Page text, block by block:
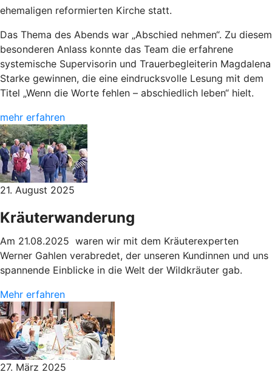
ehemaligen reformierten Kirche statt.
Das Thema des Abends war „Abschied nehmen“. Zu diesem
besonderen Anlass konnte das Team die erfahrene
systemische Supervisorin und Trauerbegleiterin Magdalena
Starke gewinnen, die eine eindrucksvolle Lesung mit dem
Titel „Wenn die Worte fehlen – abschiedlich leben“ hielt.
mehr erfahren
21. August 2025
Kräuterwanderung
Am 21.08.2025 waren wir mit dem Kräuterexperten
Werner Gahlen verabredet, der unseren Kundinnen und uns
spannende Einblicke in die Welt der Wildkräuter gab.
Mehr erfahren
27. März 2025